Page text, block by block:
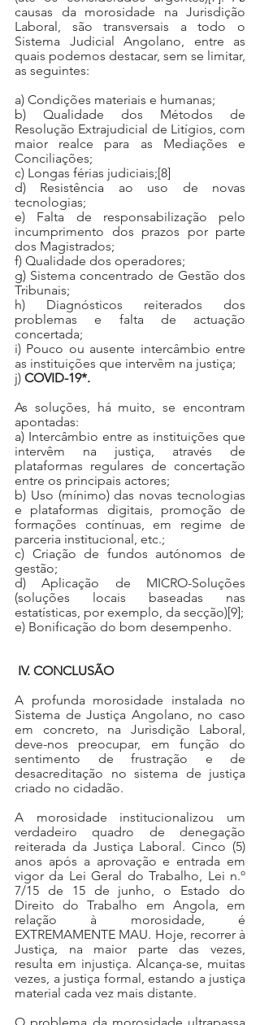
causas da morosidade na Jurisdição
Laboral, são transversais a todo o
Sistema Judicial Angolano, entre as
quais podemos destacar, sem se limitar,
as seguintes:
a) Condições materiais e humanas;
b) Qualidade dos Métodos de
Resolução Extrajudicial de Litígios, com
maior realce para as Mediações e
Conciliações;
c) Longas férias judiciais;[8]
d) Resistência ao uso de novas
tecnologias;
e) Falta de responsabilização pelo
incumprimento dos prazos por parte
dos Magistrados;
f) Qualidade dos operadores;
g) Sistema concentrado de Gestão dos
Tribunais;
h) Diagnósticos reiterados dos
problemas e falta de actuação
concertada;
i) Pouco ou ausente intercâmbio entre
as instituições que intervêm na justiça;
j) COVID-19*.
As soluções, há muito, se encontram
apontadas:
a) Intercâmbio entre as instituições que
intervêm na justiça, através de
plataformas regulares de concertação
entre os principais actores;
b) Uso (mínimo) das novas tecnologias
e plataformas digitais, promoção de
formações contínuas, em regime de
parceria institucional, etc.;
c) Criação de fundos autónomos de
gestão;
d) Aplicação de MICRO-Soluções
(soluções locais baseadas nas
estatísticas, por exemplo, da secção)[9];
e) Bonificação do bom desempenho.
IV. CONCLUSÃO
A profunda morosidade instalada no
Sistema de Justiça Angolano, no caso
em concreto, na Jurisdição Laboral,
deve-nos preocupar, em função do
sentimento de frustração e de
desacreditação no sistema de justiça
criado no cidadão.
A morosidade institucionalizou um
verdadeiro quadro de denegação
reiterada da Justiça Laboral. Cinco (5)
anos após a aprovação e entrada em
vigor da Lei Geral do Trabalho, Lei n.º
7/15 de 15 de junho, o Estado do
Direito do Trabalho em Angola, em
relação à morosidade, é
EXTREMAMENTE MAU. Hoje, recorrer à
Justiça, na maior parte das vezes,
resulta em injustiça. Alcança-se, muitas
vezes, a justiça formal, estando a justiça
material cada vez mais distante.
O problema da morosidade ultrapassa